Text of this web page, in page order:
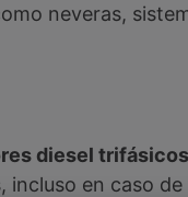
neveras,
diesel trifásicos
en caso